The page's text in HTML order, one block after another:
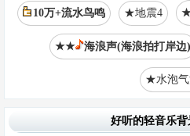
10万+流水鸟鸣 ★地震4
★★ 海浪声(海浪拍打岸边)
★水泡气
好听的轻音乐